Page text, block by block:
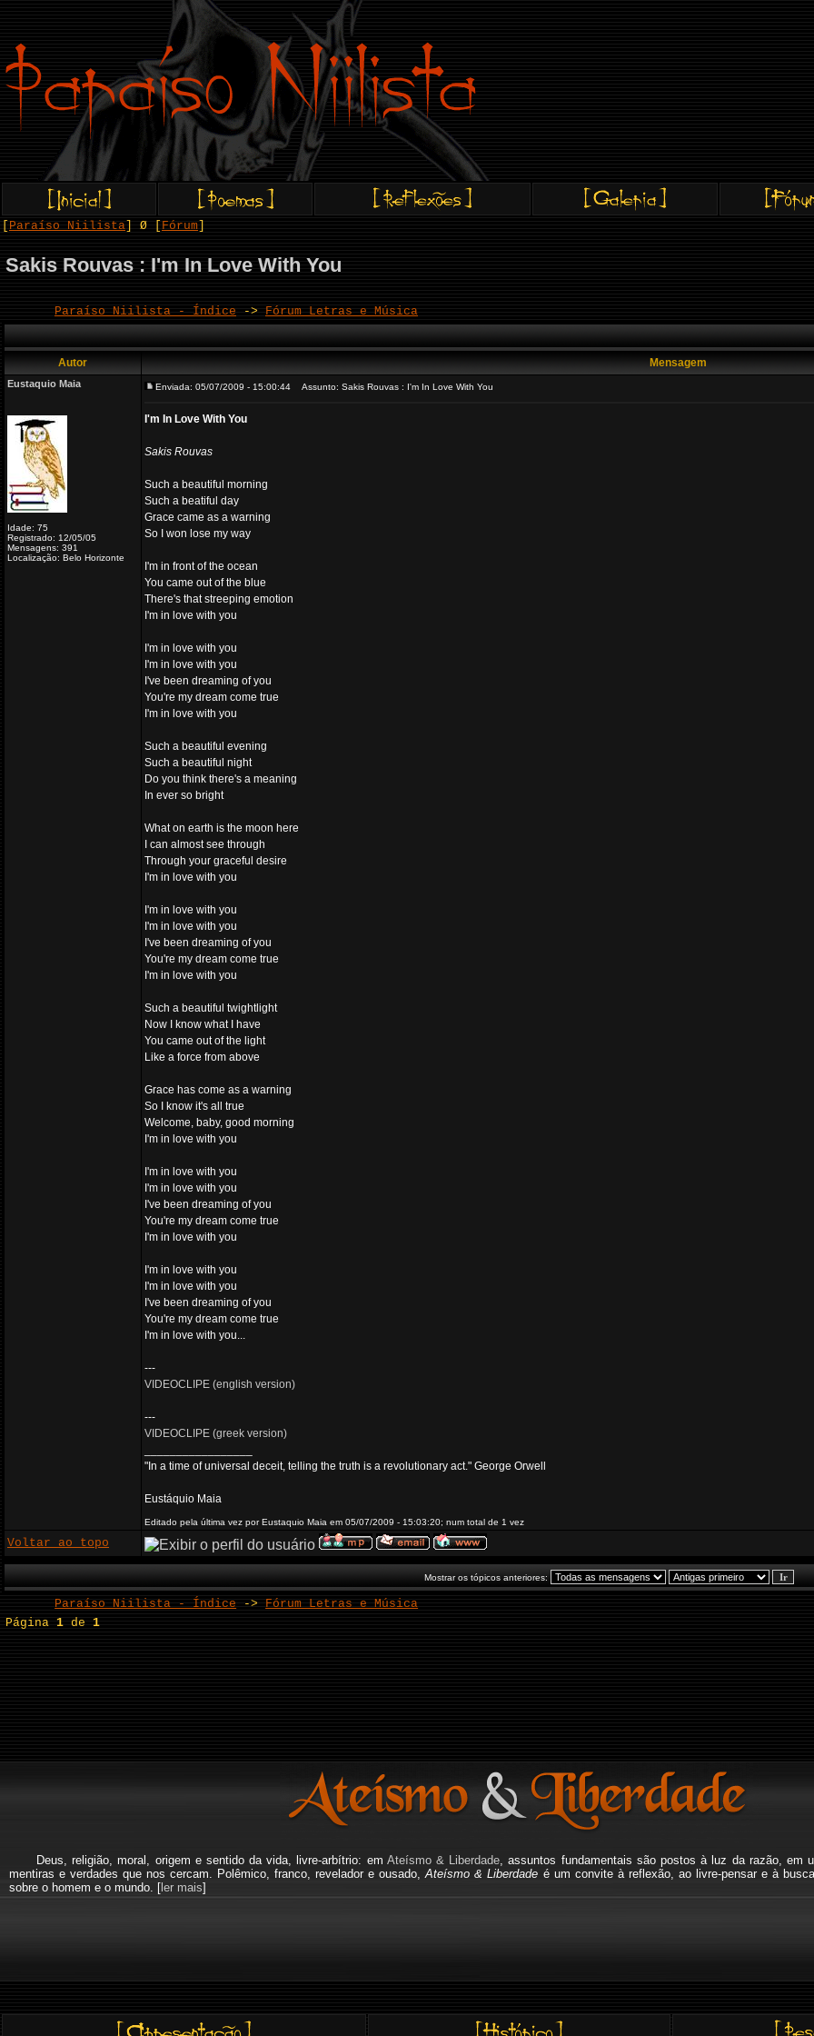
Paraíso Niilista ] Ø [ Fórum
Sakis Rouvas : I'm In Love With You
Paraíso Niilista - Índice -> Fórum Letras e Música
Autor Mensagem
Eustaquio Maia
Idade: 75
Registrado: 12/05/05
Mensagens: 391
Localização: Belo Horizonte
Enviada: 05/07/2009 - 15:00:44 Assunto: Sakis Rouvas : I'm In Love With You
I'm In Love With You
Sakis Rouvas
Such a beautiful morning
Such a beatiful day
Grace came as a warning
So I won lose my way
I'm in front of the ocean
You came out of the blue
There's that streeping emotion
I'm in love with you
I'm in love with you
I'm in love with you
I've been dreaming of you
You're my dream come true
I'm in love with you
Such a beautiful evening
Such a beautiful night
Do you think there's a meaning
In ever so bright
What on earth is the moon here
I can almost see through
Through your graceful desire
I'm in love with you
I'm in love with you
I'm in love with you
I've been dreaming of you
You're my dream come true
I'm in love with you
Such a beautiful twightlight
Now I know what I have
You came out of the light
Like a force from above
Grace has come as a warning
So I know it's all true
Welcome, baby, good morning
I'm in love with you
I'm in love with you
I'm in love with you
I've been dreaming of you
You're my dream come true
I'm in love with you
I'm in love with you
I'm in love with you
I've been dreaming of you
You're my dream come true
I'm in love with you...
---
VIDEOCLIPE (english version)
---
VIDEOCLIPE (greek version)
"In a time of universal deceit, telling the truth is a revolutionary act." George Orwell
Eustáquio Maia
Editado pela última vez por Eustaquio Maia em 05/07/2009 - 15:03:20; num total de 1 vez
Voltar ao topo
Mostrar os tópicos anteriores:
Paraíso Niilista - Índice -> Fórum Letras e Música
Página1 de1
Deus, religião, moral, origem e sentido da vida, livre-arbítrio: em Ateísmo & Liberdade , assuntos fundamentais são postos à luz da razão, em
mentiras e verdades que nos cercam. Polêmico, franco, revelador e ousado,Ateísmo & Liberdade é um convite à reflexão, ao livre-pensar e à
sobre o homem e o mundo. [ler mais]